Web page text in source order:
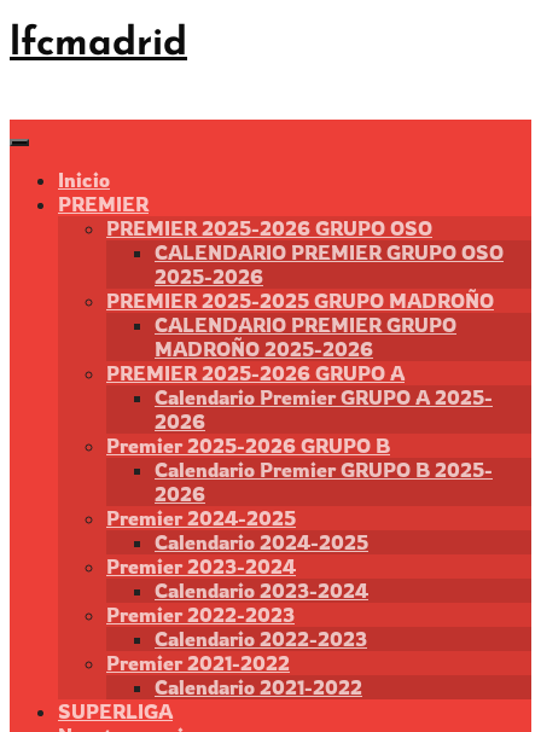
Saltar
al
lfcmadrid
Inicio
PREMIER
PREMIER 2025-2026 GRUPO OSO
CALENDARIO PREMIER GRUPO OSO
2025-2026
PREMIER 2025-2025 GRUPO MADROÑO
CALENDARIO PREMIER GRUPO
MADROÑO 2025-2026
PREMIER 2025-2026 GRUPO A
Calendario Premier GRUPO A 2025-
2026
Premier 2025-2026 GRUPO B
Calendario Premier GRUPO B 2025-
2026
Premier 2024-2025
Calendario 2024-2025
Premier 2023-2024
Calendario 2023-2024
Premier 2022-2023
Calendario 2022-2023
Premier 2021-2022
Calendario 2021-2022
SUPERLIGA